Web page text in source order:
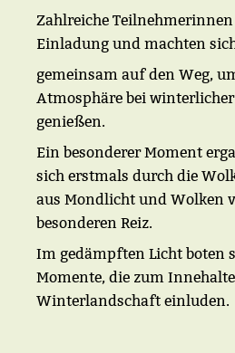
Zahlreiche
Einladung und machten
gemeinsam auf den Weg,
Atmosphäre bei
genießen.
Ein besonderer Moment
sich erstmals durch die
aus Mondlicht und Wolken
besonderen Reiz.
Im gedämpften Licht boten
Momente, die zum
Winterlandschaft einluden.